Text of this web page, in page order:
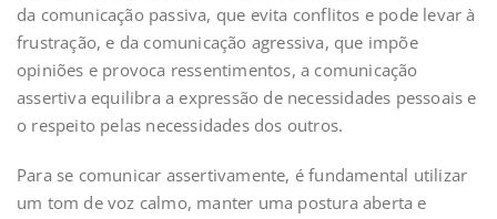
da comunicação passiva, que evita conflitos e pode levar à
frustração, e da comunicação agressiva, que impõe
opiniões e provoca ressentimentos, a comunicação
assertiva equilibra a expressão de necessidades pessoais e
o respeito pelas necessidades dos outros.
Para se comunicar assertivamente, é fundamental utilizar
um tom de voz calmo, manter uma postura aberta e